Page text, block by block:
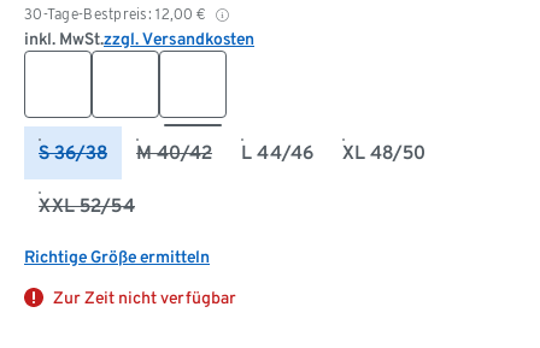
30-Tage-Bestpreis: 12,00 €
inkl. MwSt.zzgl. Versandkosten
S 36/38 M 40/42 L 44/46 XL 48/50
XXL 52/54
Richtige Größe ermitteln
Zur Zeit nicht verfügbar